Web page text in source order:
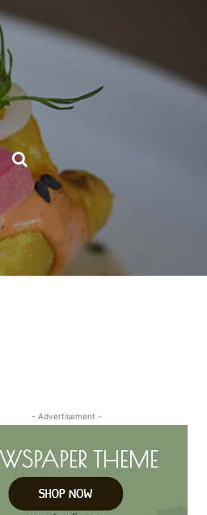
- Advertisement -